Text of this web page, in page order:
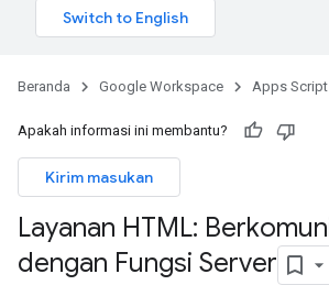
Beranda Google Workspace Apps Script
Apakah informasi ini membantu?
Kirim masukan
Layanan HTML:
dengan Fungsi Server